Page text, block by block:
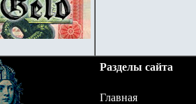
Разделы сайта
Главная